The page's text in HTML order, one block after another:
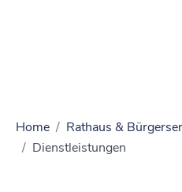
Home Rathaus &
Dienstleistungen